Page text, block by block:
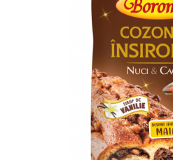
Cozonac Magnum
Cozonac Vegan (de post)
Cozonac Collection
Cozonac Mos Craciun